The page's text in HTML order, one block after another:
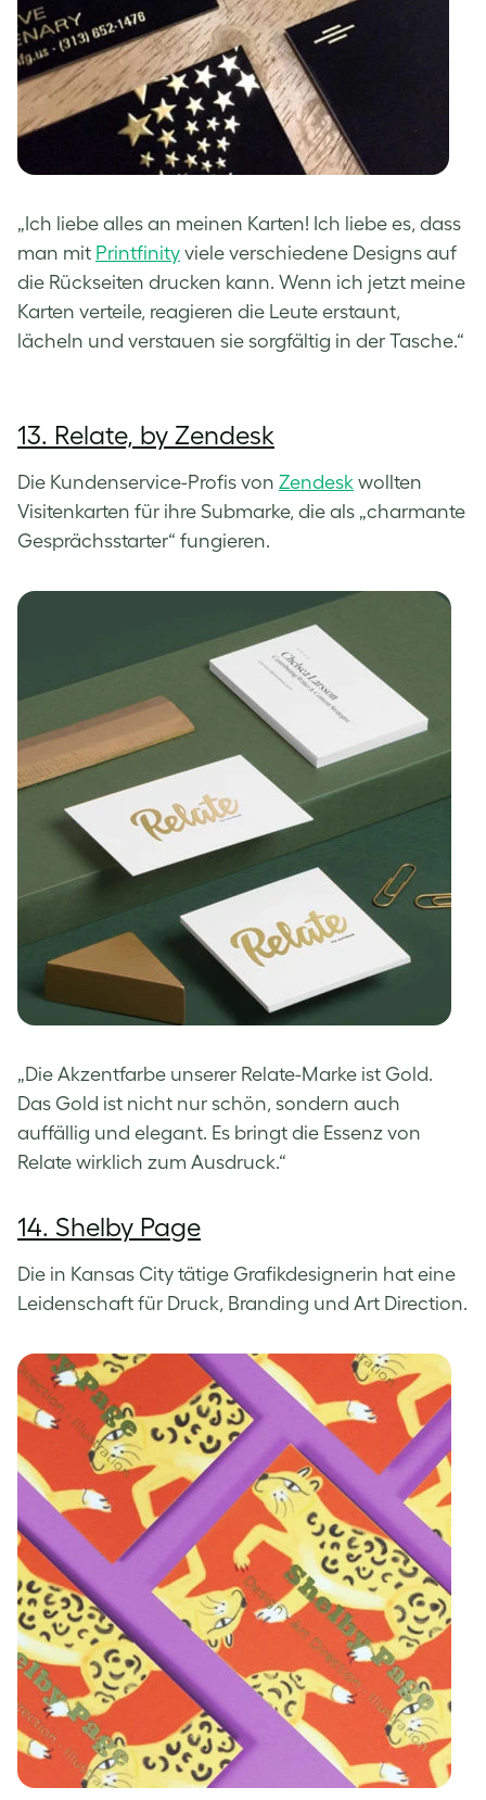
„Ich liebe alles an meinen Karten! Ich liebe es, dass
man mit Printfinity viele verschiedene Designs auf
die Rückseiten drucken kann. Wenn ich jetzt meine
Karten verteile, reagieren die Leute erstaunt,
lächeln und verstauen sie sorgfältig in der Tasche.“
13. Relate, by Zendesk
Die Kundenservice-Profis von Zendesk wollten
Visitenkarten für ihre Submarke, die als „charmante
Gesprächsstarter“ fungieren.
„Die Akzentfarbe unserer Relate-Marke ist Gold.
Das Gold ist nicht nur schön, sondern auch
auffällig und elegant. Es bringt die Essenz von
Relate wirklich zum Ausdruck.“
14. Shelby Page
Die in Kansas City tätige Grafikdesignerin hat eine
Leidenschaft für Druck, Branding und Art Direction.